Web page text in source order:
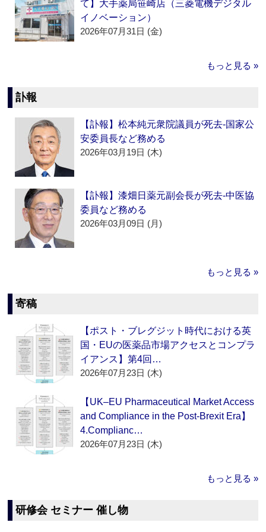
て】大手薬局笹崎店（三菱電機デジタル
イノベーション）
2026年07月31日 (金)
もっと見る »
訃報
【訃報】松本純元衆院議員が死去‐国家公
安委員長など務める
2026年03月19日 (木)
【訃報】漆畑日薬元副会長が死去‐中医協
委員など務める
2026年03月09日 (月)
もっと見る »
寄稿
【ポスト・ブレグジット時代における英
国・EUの医薬品市場アクセスとコンプラ
イアンス】第4回…
2026年07月23日 (木)
【UK–EU Pharmaceutical Market Access
and Compliance in the Post-Brexit Era】
4.Complianc…
2026年07月23日 (木)
もっと見る »
研修会 セミナー 催し物